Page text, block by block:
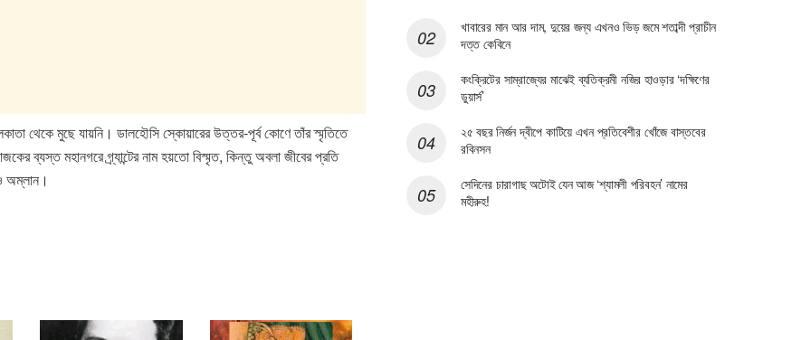
থেকে মুছে যায়নি। ডালহৌসি স্কোয়ারের উত্তর-পূর্ব কোণে তাঁর স্মৃতিতে
ব্যস্ত মহানগরে গ্র্যান্টের নাম হয়তো বিস্মৃত, কিন্তু অবলা জীবের প্রতি
অম্লান।
খাবারের মান আর দাম, দুয়ের জন্য এখনও ভিড় জমে শতাব্দী প্রাচীন
দত্ত কেবিনে
কংক্রিটের সাম্রাজ্যের মাঝেই ব্যতিক্রমী নজির হাওড়ার ‘দক্ষিণের
ডুয়ার্স’
২৫ বছর নির্জন দ্বীপে কাটিয়ে এখন প্রতিবেশীর খোঁজে বাস্তবের
রবিনসন
সেদিনের চারাগাছ অটোই যেন আজ ‘শ্যামলী পরিবহন’ নামের
মহীরুহ!